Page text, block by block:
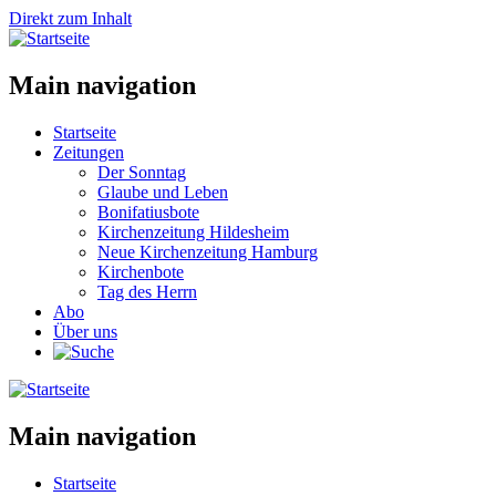
Direkt zum Inhalt
Main navigation
Startseite
Zeitungen
Der Sonntag
Glaube und Leben
Bonifatiusbote
Kirchenzeitung Hildesheim
Neue Kirchenzeitung Hamburg
Kirchenbote
Tag des Herrn
Abo
Über uns
Main navigation
Startseite